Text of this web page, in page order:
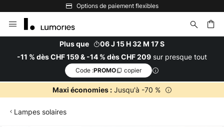
Options de paiement flexibles
Allez
au
Plus que
06 J 15 H 32 M 17 S
-11 % dès CHF 159 & -14 % dès CHF 209 sur presque tout
Code :PROMO copier
Maxi économies :Jusqu'à -70 %
Lampes solaires